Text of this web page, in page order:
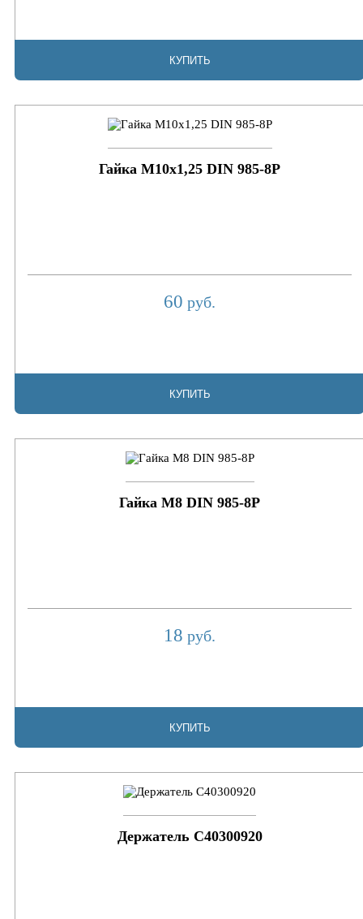
КУПИТЬ
Гайка М10х1,25 DIN 985-8P
60 руб.
КУПИТЬ
Гайка М8 DIN 985-8P
18 руб.
КУПИТЬ
Держатель C40300920